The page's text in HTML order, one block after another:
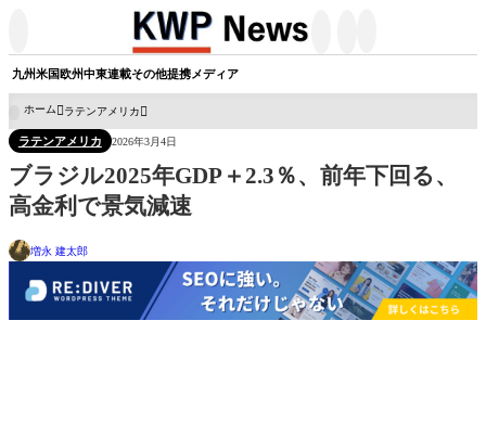
九州米国欧州中東連載その他提携メディア
ホーム ラテンアメリカ
ラテンアメリカ 2026年3月4日
ブラジル2025年GDP＋2.3％、前年下回る、
高金利で景気減速
増永 建太郎